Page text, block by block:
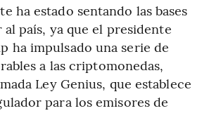
ha estado sentando las bases
al país, ya que el presidente
ha impulsado una serie de
a las criptomonedas,
Ley Genius, que establece
para los emisores de